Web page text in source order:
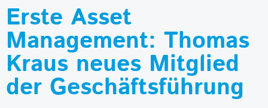
Erste Asset
Management: Thomas
Kraus neues Mitglied
der Geschäftsführung